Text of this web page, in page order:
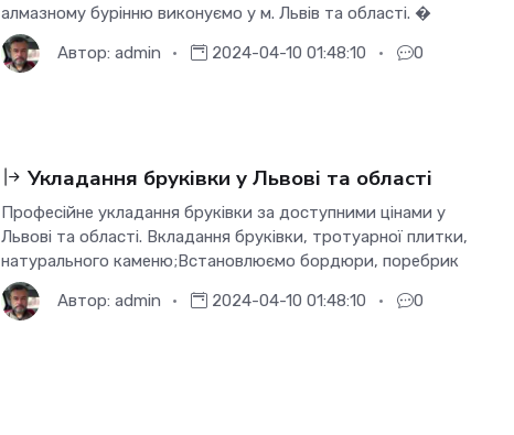
алмазному бурінню виконуємо у м. Львів та області. �
Автор: admin 2024-04-10 01:48:10 0
Укладання бруківки у Львові та області
Професійне укладання бруківки за доступними цінами у
Львові та області. Вкладання бруківки, тротуарної плитки,
натурального каменю;Встановлюємо бордюри, поребрик
Автор: admin 2024-04-10 01:48:10 0